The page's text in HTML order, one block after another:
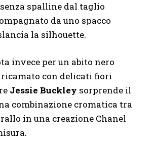
spalline dal taglio
da uno spacco
la silhouette.
invece per un abito nero
con delicati fiori
Jessie Buckley sorprende il
combinazione cromatica tra
in una creazione Chanel